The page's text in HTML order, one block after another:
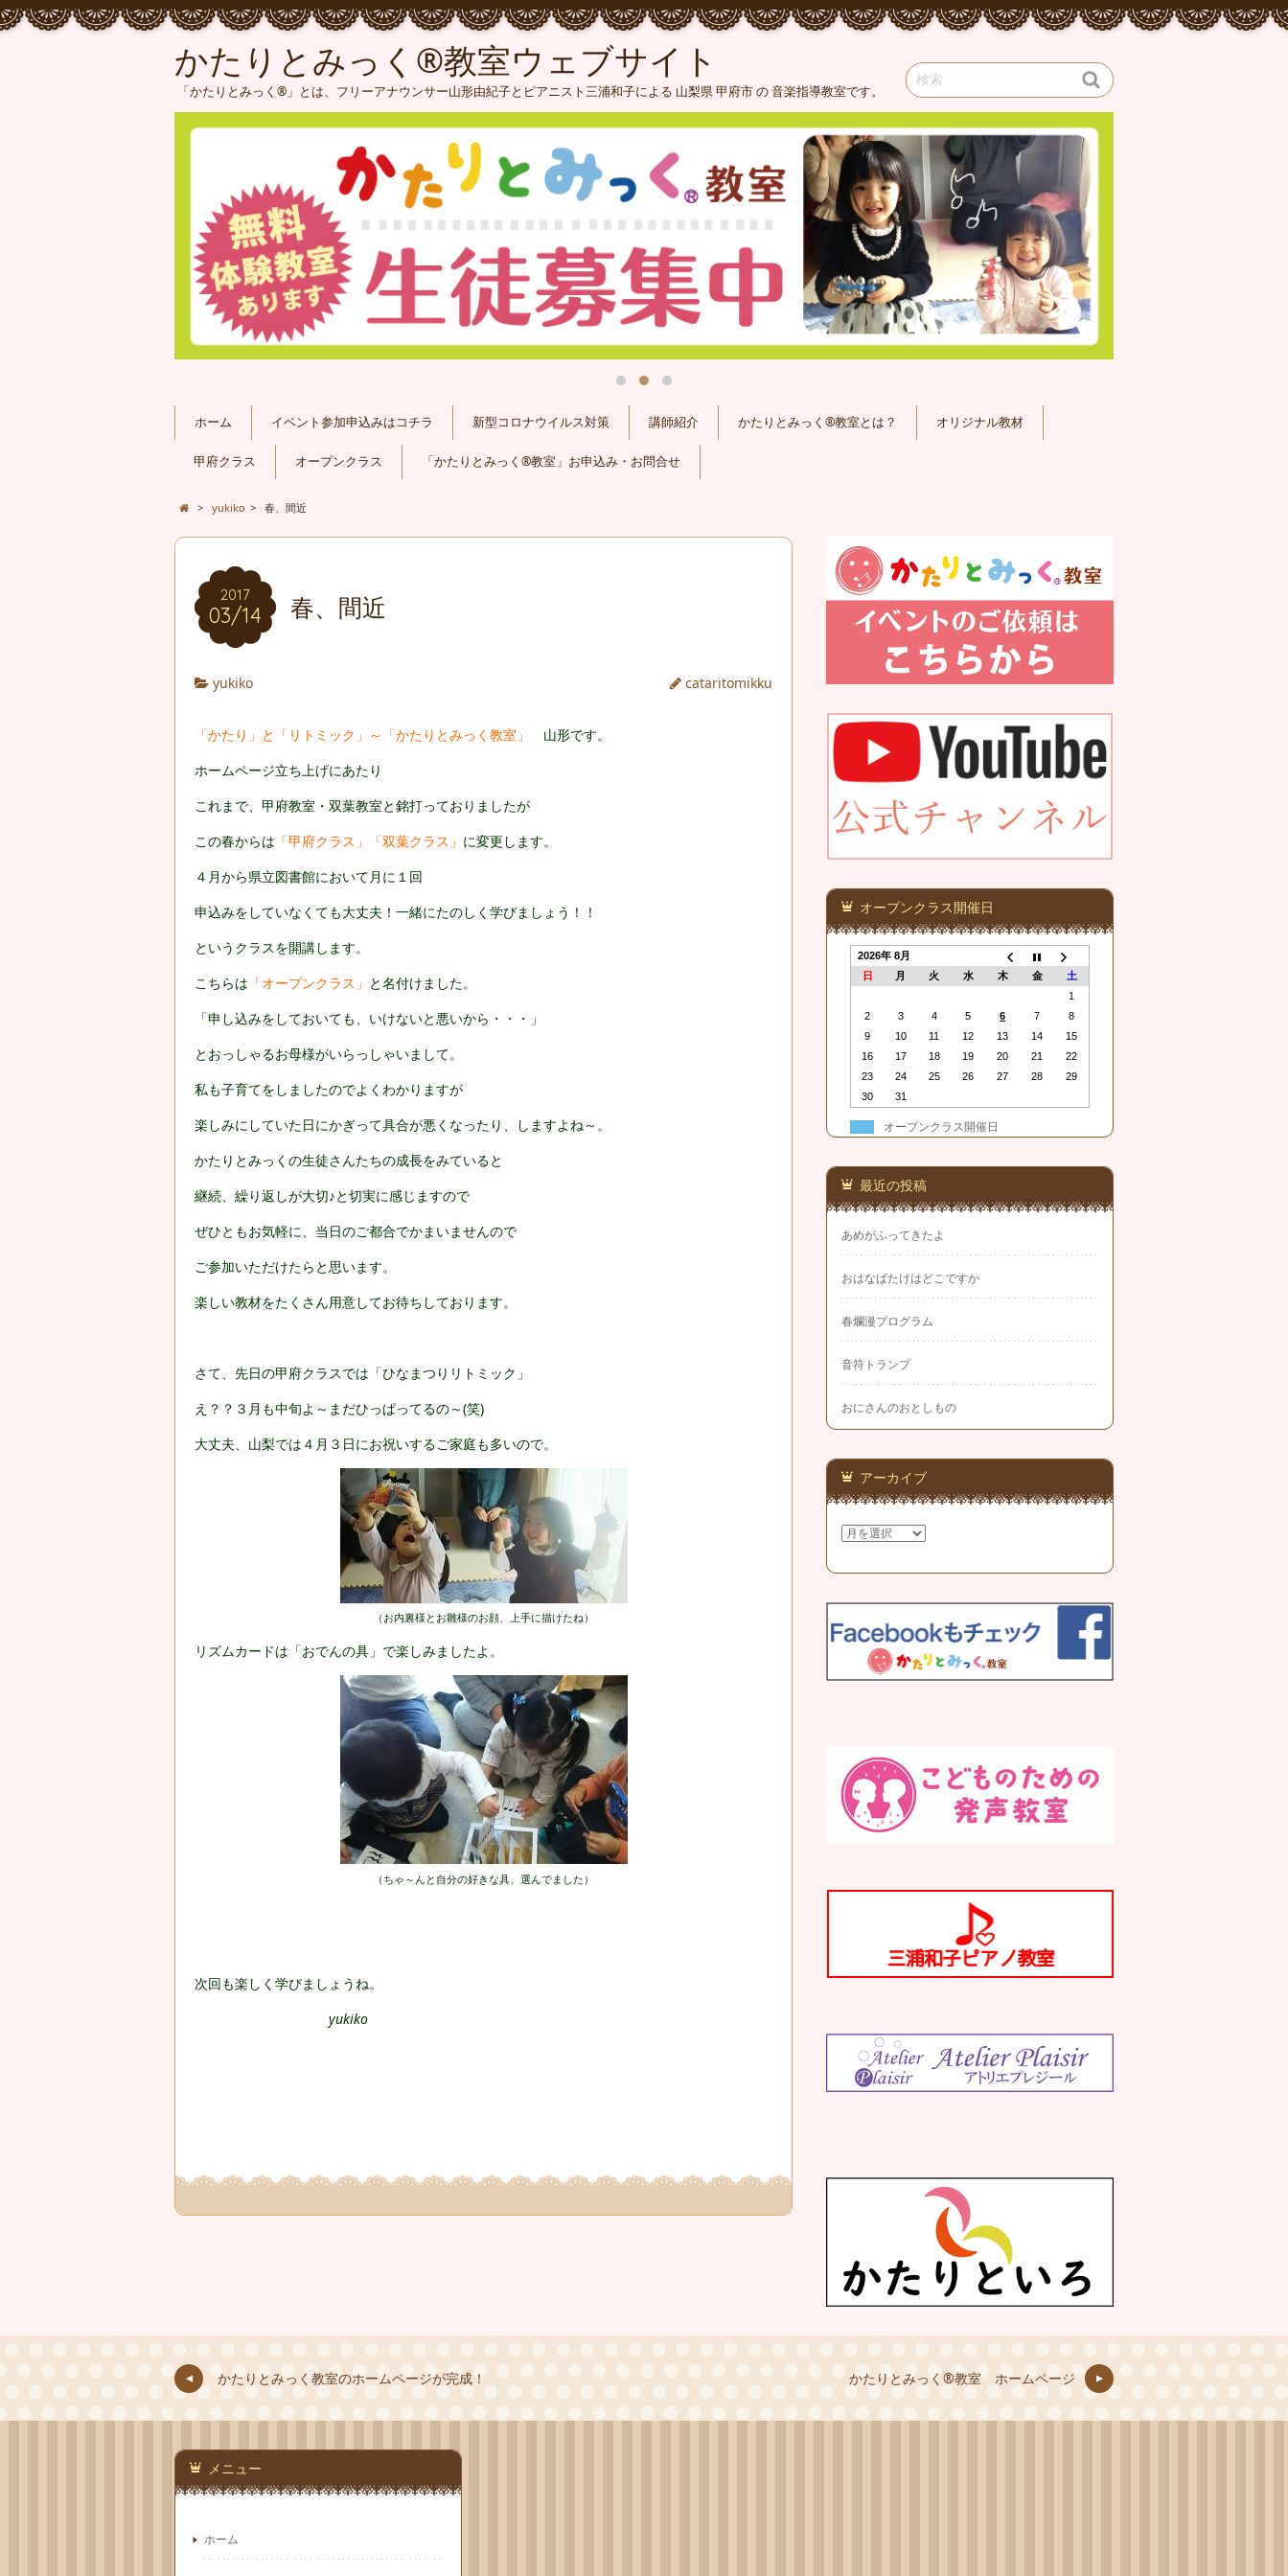
かたりとみっく®教室ウェブサイト
「かたりとみっく®」とは、フリーアナウンサー山形由紀子とピアニスト三浦和子による 山梨県 甲府市 の 音楽指導教室です。
ホーム イベント参加申込みはコチラ 新型コロナウイルス対策 講師紹介 かたりとみっく®教室とは？ オリジナル教材
甲府クラス オープンクラス 「かたりとみっく®教室」お申込み・お問合せ
> yukiko > 春、間近
2017
03/14 春、間近
yukiko cataritomikku
「かたり」と「リトミック」～「かたりとみっく教室」
山形です。
ホームページ立ち上げにあたり
これまで、甲府教室・双葉教室と銘打っておりましたが
この春からは 「甲府クラス」「双葉クラス」 に変更します。
４月から県立図書館において月に１回
申込みをしていなくても大丈夫！一緒にたのしく学びましょう！！
というクラスを開講します。
こちらは 「オープンクラス」 と名付けました。
「申し込みをしておいても、いけないと悪いから・・・」
とおっしゃるお母様がいらっしゃいまして。
私も子育てをしましたのでよくわかりますが
楽しみにしていた日にかぎって具合が悪くなったり、しますよね～。
かたりとみっくの生徒さんたちの成長をみていると
継続、繰り返しが大切♪と切実に感じますので
ぜひともお気軽に、当日のご都合でかまいませんので
ご参加いただけたらと思います。
楽しい教材をたくさん用意してお待ちしております。
さて、先日の甲府クラスでは「ひなまつりリトミック」
え？？３月も中旬よ～まだひっぱってるの～(笑)
大丈夫、山梨では４月３日にお祝いするご家庭も多いので。
（お内裏様とお雛様のお顔、上手に描けたね）
リズムカードは「おでんの具」で楽しみましたよ。
（ちゃ～んと自分の好きな具、選んでました）
次回も楽しく学びましょうね。
yukiko
オープンクラス開催日
2026年 8月
日
月 火 水 木 金
土
1
2
3 4 5 6 7
8
9
10 11 12 13 14
15
16
17 18 19 20 21
22
23
24 25 26 27 28
29
30
31
オープンクラス開催日
最近の投稿
あめがふってきたよ
おはなばたけはどこですか
春爛漫プログラム
音符トランプ
おにさんのおとしもの
アーカイブ
ア
ー
イ
かたりとみっく教室のホームページが完成！ かたりとみっく®教室 ホームページ
メニュー
ホーム